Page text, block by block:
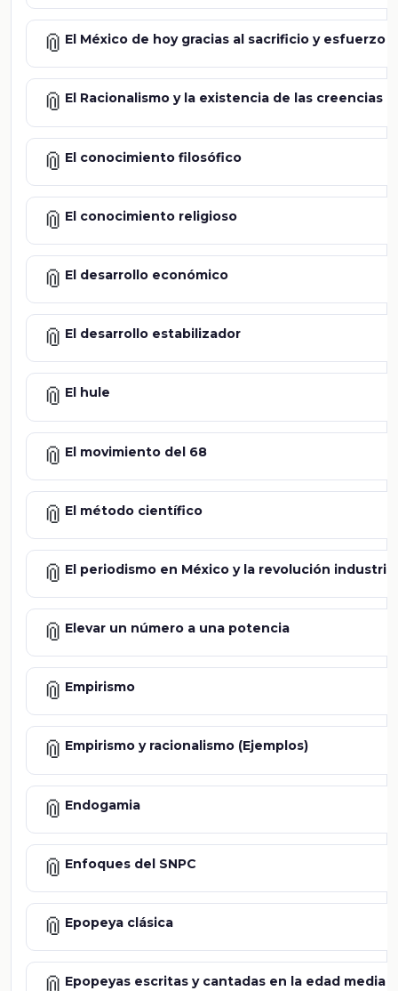
📎 El México de hoy gracias al sacrificio y esfuerzo
📎 El Racionalismo y la existencia de las creencias
📎 El conocimiento filosófico
📎 El conocimiento religioso
📎 El desarrollo económico
📎 El desarrollo estabilizador
📎 El hule
📎 El movimiento del 68
📎 El método científico
📎 El periodismo en México y la revolución industrial
📎 Elevar un número a una potencia
📎 Empirismo
📎 Empirismo y racionalismo (Ejemplos)
📎 Endogamia
📎 Enfoques del SNPC
📎 Epopeya clásica
Epopeyas escritas y cantadas en la edad media